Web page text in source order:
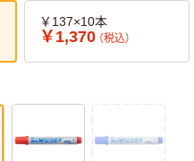
￥137×10本
￥1,370 （税込）